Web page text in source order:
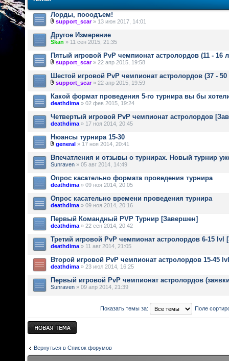
Лорды, пооодъем!
support_scar» 13 июн 2017, 14:01
Другое Измерение
Skan » 11 сен 2015, 21:35
Пятый игровой PvP чемпионат астролордов (11 - 16
support_scar» 22 апр 2015, 19:58
Шестой игровой PvP чемпионат астролордов (37 - 50
support_scar» 22 апр 2015, 19:59
Какой формат проведения 5-го турнира вы бы
deathdima » 02 фев 2015, 19:24
Четвертый игровой PvP чемпионат астролордов
deathdima » 17 ноя 2014, 20:45
Нюансы турнира 15-30
general » 17 ноя 2014, 20:41
Впечатления и отзывы о турнирах. Новый турнир
Sunraven » 05 авг 2014, 14:49
Опрос касательно формата проведения турнира
deathdima » 09 ноя 2014, 20:05
Опрос касательно времени проведения турнира
deathdima » 09 ноя 2014, 20:16
Первый Командный PVP Турнир [Завершен]
deathdima » 22 сен 2014, 20:42
Третий игровой PvP чемпионат астролордов 6-15 lvl
deathdima » 11 авг 2014, 21:05
Второй игровой PvP чемпионат астролордов 15-45
deathdima » 23 июл 2014, 16:25
Первый игровой PvP чемпионат астролордов
Sunraven » 09 апр 2014, 21:39
Показать темы за: Поле
Новая тема
Вернуться в Список форумов